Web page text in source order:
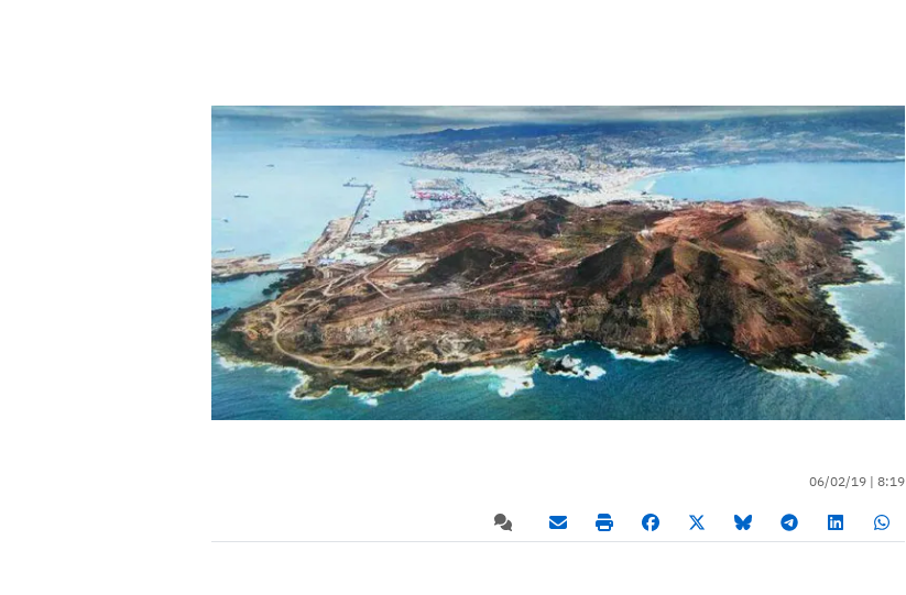
06/02/19 | 8:19